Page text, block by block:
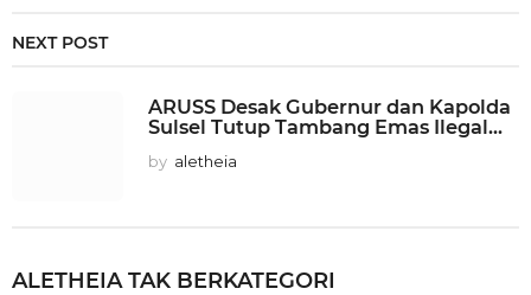
NEXT POST
ARUSS Desak Gubernur dan Kapolda
Sulsel Tutup Tambang Emas Ilegal...
by aletheia
ALETHEIATAK BERKATEGORI